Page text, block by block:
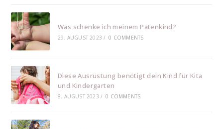
Was schenke ich meinem Patenkind?
29. AUGUST 2023 / 0 COMMENTS
Diese Ausrüstung benötigt dein Kind für Kita
und Kindergarten
8. AUGUST 2023 / 0 COMMENTS